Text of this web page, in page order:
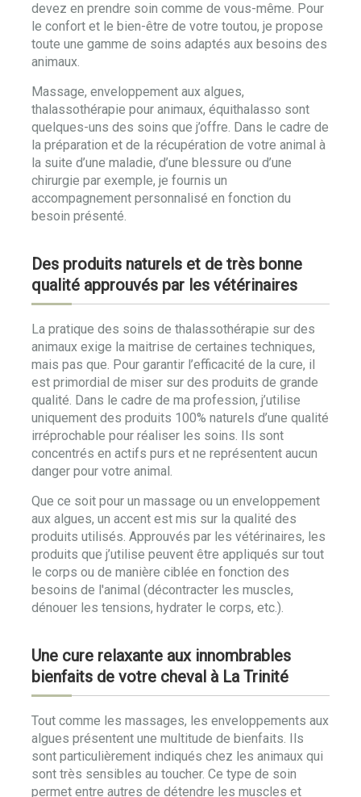
devez en prendre soin comme de vous-même. Pour
le confort et le bien-être de votre toutou, je propose
toute une gamme de soins adaptés aux besoins des
animaux.
Massage, enveloppement aux algues,
thalassothérapie pour animaux, équithalasso sont
quelques-uns des soins que j’offre. Dans le cadre de
la préparation et de la récupération de votre animal à
la suite d’une maladie, d’une blessure ou d’une
chirurgie par exemple, je fournis un
accompagnement personnalisé en fonction du
besoin présenté.
Des produits naturels et de très bonne
qualité approuvés par les vétérinaires
La pratique des soins de thalassothérapie sur des
animaux exige la maitrise de certaines techniques,
mais pas que. Pour garantir l’efficacité de la cure, il
est primordial de miser sur des produits de grande
qualité. Dans le cadre de ma profession, j’utilise
uniquement des produits 100% naturels d’une qualité
irréprochable pour réaliser les soins. Ils sont
concentrés en actifs purs et ne représentent aucun
danger pour votre animal.
Que ce soit pour un massage ou un enveloppement
aux algues, un accent est mis sur la qualité des
produits utilisés. Approuvés par les vétérinaires, les
produits que j’utilise peuvent être appliqués sur tout
le corps ou de manière ciblée en fonction des
besoins de l'animal (décontracter les muscles,
dénouer les tensions, hydrater le corps, etc.).
Une cure relaxante aux innombrables
bienfaits de votre cheval à La Trinité
Tout comme les massages, les enveloppements aux
algues présentent une multitude de bienfaits. Ils
sont particulièrement indiqués chez les animaux qui
sont très sensibles au toucher. Ce type de soin
permet entre autres de détendre les muscles et